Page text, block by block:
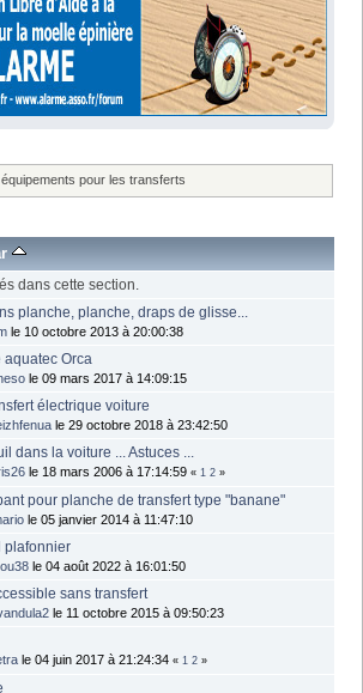
pour les transferts
dans cette section.
planche, planche, draps de glisse...
le 10 octobre 2013 à 20:00:38
Orca
le 09 mars 2017 à 14:09:15
électrique voiture
le 29 octobre 2018 à 23:42:50
dans la voiture ... Astuces ...
le 18 mars 2006 à 17:14:59 « 1 2 »
pour planche de transfert type "banane"
le 05 janvier 2014 à 11:47:10
plafonnier
le 04 août 2022 à 16:01:50
sans transfert
le 11 octobre 2015 à 09:50:23
le 04 juin 2017 à 21:24:34 « 1 2 »